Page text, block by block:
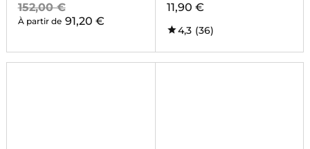
152,00 €
À partir de 91,20 €
11,90 €
4,3 (36)